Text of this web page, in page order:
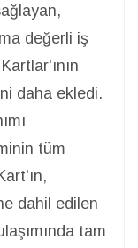
değerli iş
daha ekledi.
tüm
dahil edilen
tam